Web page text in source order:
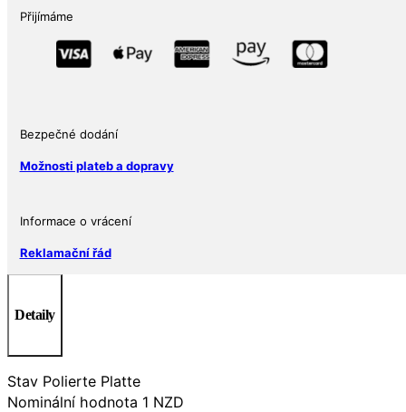
Centre
Přijímáme
Bezpečné dodání
Možnosti plateb a dopravy
Informace o vrácení
Reklamační řád
Detaily
Stav Polierte Platte
Nominální hodnota 1 NZD